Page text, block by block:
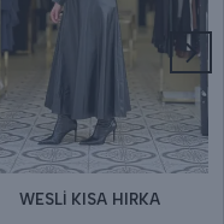
WESLİ KISA HIRKA